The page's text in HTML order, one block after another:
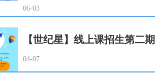
06-03
【世纪星】线上课招生第二期
04-07